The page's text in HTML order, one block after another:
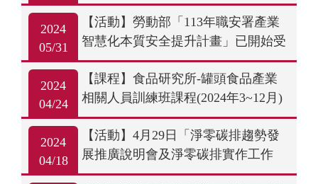
2024
05/31
【活動】勞動部「113年職安署產業
智慧化本質安全提升計畫」已開始受
理申請
2024
04/24
【課程】食品研究所-罐頭食品產業
相關人員訓練班課程(2024年3~12月)
2024
04/18
【活動】4月29日「淨零碳排趨勢發
展推廣說明會及淨零碳排實作工作
坊」